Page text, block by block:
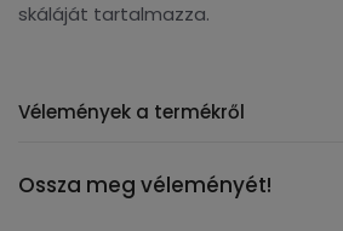
skáláját tartalmazza.
Vélemények a termékről
Ossza meg véleményét!